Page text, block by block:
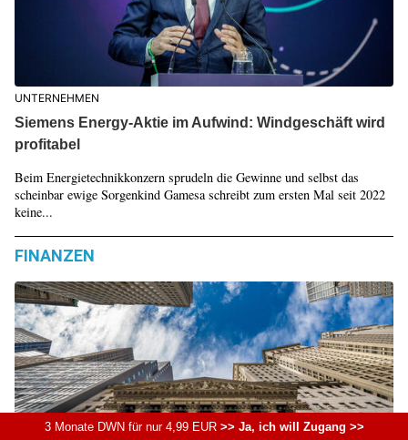
UNTERNEHMEN
Siemens Energy-Aktie im Aufwind: Windgeschäft wird
profitabel
Beim Energietechnikkonzern sprudeln die Gewinne und selbst das
scheinbar ewige Sorgenkind Gamesa schreibt zum ersten Mal seit 2022
keine...
FINANZEN
3 Monate DWN für nur 4,99 EUR>> Ja, ich will Zugang >>